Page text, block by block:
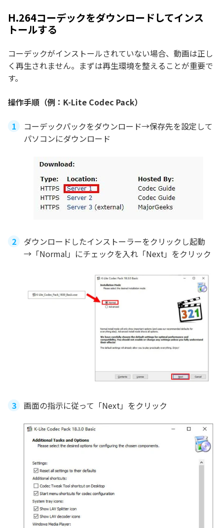
H.264コーデックをダウンロードしてインス
トールする
コーデックがインストールされていない場合、動画は正し
く再生されません。まずは再生環境を整えることが重要で
す。
操作手順（例：K-Lite Codec Pack）
コーデックパックをダウンロード→保存先を設定して
パソコンにダウンロード
ダウンロードしたインストーラーをクリックし起動
→「Normal」にチェックを入れ「Next」をクリック
画面の指示に従って「Next」をクリック